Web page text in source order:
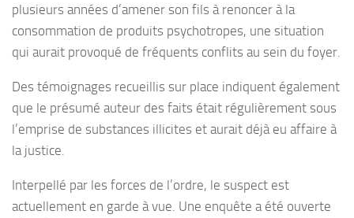
plusieurs années d’amener son fils à renoncer à la
consommation de produits psychotropes, une situation
qui aurait provoqué de fréquents conflits au sein du foyer.
Des témoignages recueillis sur place indiquent également
que le présumé auteur des faits était régulièrement sous
l’emprise de substances illicites et aurait déjà eu affaire à
la justice.
Interpellé par les forces de l’ordre, le suspect est
actuellement en garde à vue. Une enquête a été ouverte